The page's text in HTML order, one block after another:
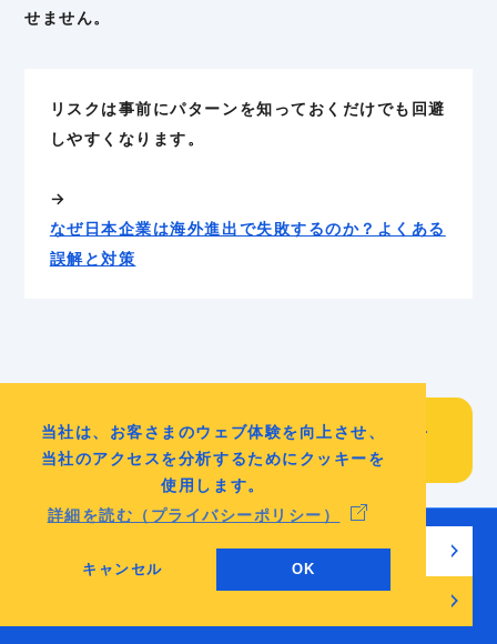
当社は、お客さまのウェブ体験を向上させ、
当社のアクセスを分析するためにクッキーを
使用します。
詳細を読む（プライバシーポリシー）
キャンセル OK
せません。
リスクは事前にパターンを知っておくだけでも回避
しやすくなります。
→
なぜ日本企業は海外進出で失敗するのか？よくある
誤解と対策
中小の小売業が海外進出で失敗する典型
パターン
力の不足ではなく 「最初の判断を誤ったこと」 が原因で
無料でチェックリストを見る